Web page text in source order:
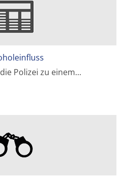
Polizei zu einem…